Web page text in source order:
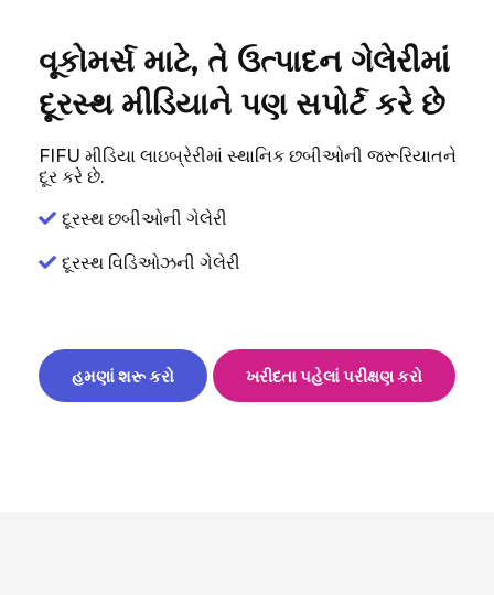
વૂકોમર્સ માટે, તે ઉત્પાદન ગેલેરીમાં
દૂરસ્થ મીડિયાને પણ સપોર્ટ કરે છે
FIFU મીડિયા લાઇબ્રેરીમાં સ્થાનિક છબીઓની જરૂરિયાતને
દૂર કરે છે.
દૂરસ્થ છબીઓની ગેલેરી
દૂરસ્થ વિડિઓઝની ગેલેરી
હમણાં શરૂ કરો ખરીદતા પહેલાં પરીક્ષણ કરો